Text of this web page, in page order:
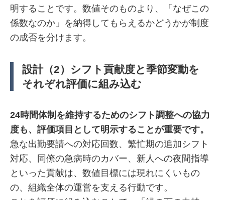
明することです。数値そのものより、「なぜこの
係数なのか」を納得してもらえるかどうかが制度
の成否を分けます。
設計（2）シフト貢献度と季節変動を
それぞれ評価に組み込む
24時間体制を維持するためのシフト調整への協力
度も、評価項目として明示することが重要です。
急な出勤要請への対応回数、繁忙期の追加シフト
対応、同僚の急病時のカバー、新人への夜間指導
といった貢献は、数値目標には現れにくいもの
の、組織全体の運営を支える行動です。